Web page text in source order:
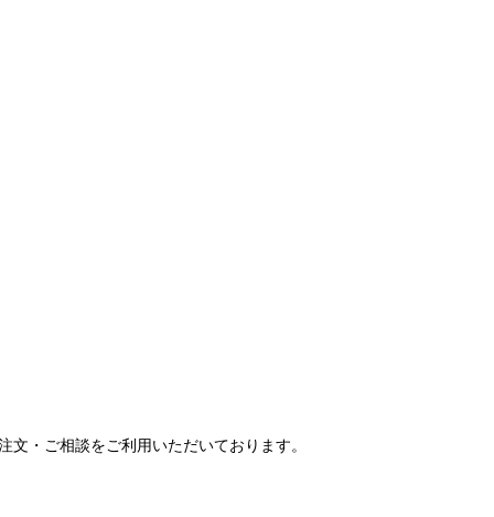
・ご相談をご利用いただいております。